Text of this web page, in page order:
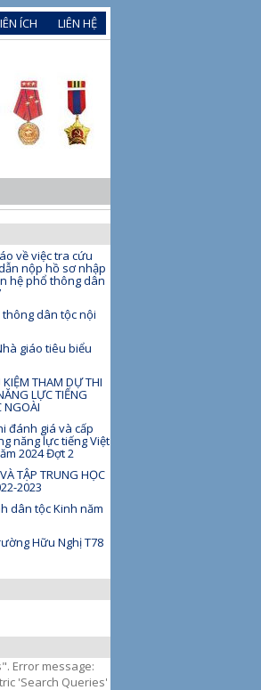
ÍCH LIÊN HỆ
về việc tra cứu
nộp hồ sơ nhập
hệ phổ thông dân
dân tộc nội
giáo tiêu biểu
THAM DỰ THI
LỰC TIẾNG
NGOÀI
đánh giá và cấp
năng lực tiếng Việt
2024 Đợt 2
TẬP TRUNG HỌC
2023
dân tộc Kinh năm
Hữu Nghị T78
Error message:
'Search Queries'